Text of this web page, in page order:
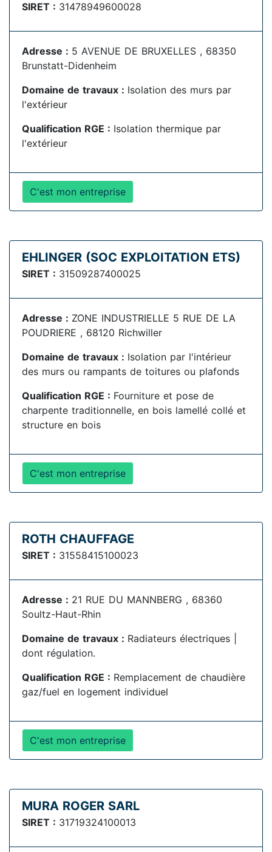
SIRET : 31478949600028
Adresse : 5 AVENUE DE BRUXELLES , 68350
Brunstatt-Didenheim
Domaine de travaux : Isolation des murs par
l'extérieur
Qualification RGE : Isolation thermique par
l'extérieur
C'est mon entreprise
EHLINGER (SOC EXPLOITATION ETS)
SIRET : 31509287400025
Adresse : ZONE INDUSTRIELLE 5 RUE DE LA
POUDRIERE , 68120 Richwiller
Domaine de travaux : Isolation par l'intérieur
des murs ou rampants de toitures ou plafonds
Qualification RGE : Fourniture et pose de
charpente traditionnelle, en bois lamellé collé et
structure en bois
C'est mon entreprise
ROTH CHAUFFAGE
SIRET : 31558415100023
Adresse : 21 RUE DU MANNBERG , 68360
Soultz-Haut-Rhin
Domaine de travaux : Radiateurs électriques |
dont régulation.
Qualification RGE : Remplacement de chaudière
gaz/fuel en logement individuel
C'est mon entreprise
MURA ROGER SARL
SIRET : 31719324100013